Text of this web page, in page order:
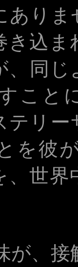
あり
き込
、同
こと
テリ
を彼
、世
が、接